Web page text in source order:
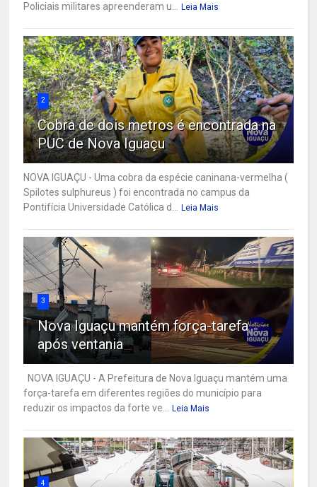
Policiais militares apreenderam u...
Leia Mais
2
Cobra de dois metros é encontrada na
PUC de Nova Iguaçu
NOVA IGUAÇU - Uma cobra da espécie caninana-vermelha (
Spilotes sulphureus ) foi encontrada no campus da
Pontifícia Universidade Católica d...
Leia Mais
3
Nova Iguaçu mantém força-tarefa
após ventania
NOVA IGUAÇU - A Prefeitura de Nova Iguaçu mantém uma
força-tarefa em diferentes regiões do município para
reduzir os impactos da forte ve...
Leia Mais
4